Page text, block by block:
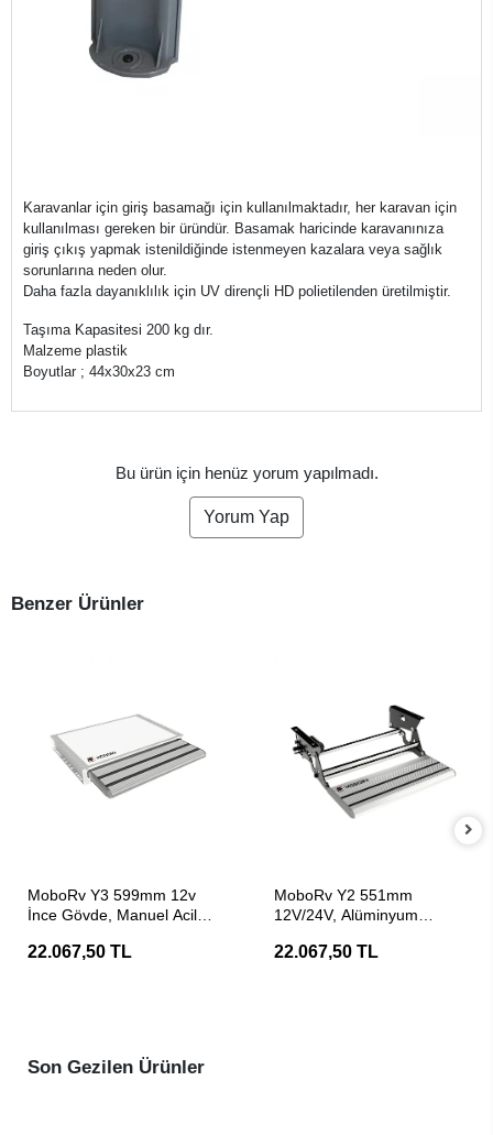
Karavanlar için giriş basamağı için kullanılmaktadır, her karavan için
kullanılması gereken bir üründür. Basamak haricinde karavanınıza
giriş çıkış yapmak istenildiğinde istenmeyen kazalara veya sağlık
sorunlarına neden olur.
Daha fazla dayanıklılık için UV dirençli HD polietilenden üretilmiştir.
Taşıma Kapasitesi 200 kg dır.
Malzeme plastik
Boyutlar ; 44x30x23 cm
Bu ürün için henüz yorum yapılmadı.
Yorum Yap
Benzer Ürünler
MoboRv Y3 599mm 12v
İnce Gövde, Manuel Acil
Karavan Basamağı
22.067,50 TL
MoboRv Y2 551mm
12V/24V, Alüminyum
Karavan Basamağı
22.067,50 TL
Son Gezilen Ürünler